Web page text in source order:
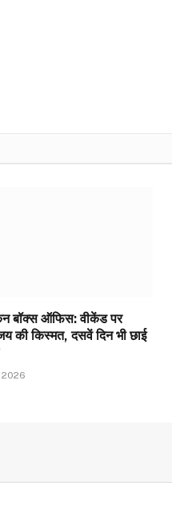
बॉक्स ऑफिस: वीकेंड पर
की किस्मत, दसवें दिन भी छाई